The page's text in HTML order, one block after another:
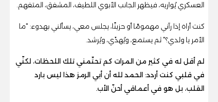
العسكري يُواريه، فيظهر الجانب الأبوي اللطيف، المشفق، المتفهم.
كنت أراه إذا رآني مهمومًا أو حزینًا، يجلس معي، يسألني بهدوء: "ما
الأمر يا ولدي؟" ثم يستمع، ويُهدّي، ويُرشد.
لم أقل له في كثير من المرات كم تحتّمني تلك اللحظات، لكنّي
في قلبي كنت أردد: الحمد لله أن أبي الرمز هذا ليس بارد
القلب، بل هو في أعماقي أحنّ الأب.